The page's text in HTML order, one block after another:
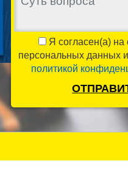
Я согласен(а) на
персональных данных
политикой